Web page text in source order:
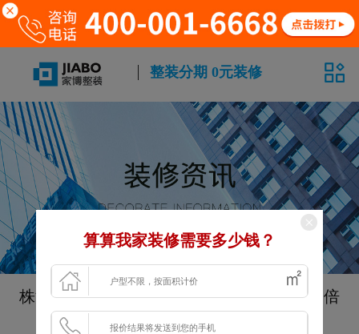
整装分期 0元装修
株洲旧房改造装修公司如何翻新出空间感翻倍
算算我家装修需要多少钱？